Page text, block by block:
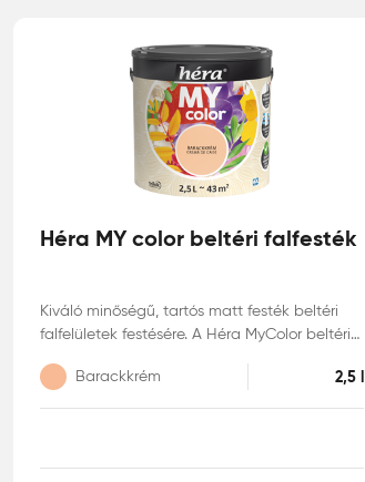
Héra MY color beltéri falfesték
Kiváló minőségű, tartós matt festék beltéri
falfelületek festésére. A Héra MyColor beltéri
mosható, pára- és legáteresztő bevonatot
képez, színei pedig élénkek és tartósak.
alkalmazható.
Barackkrém 2,5 l